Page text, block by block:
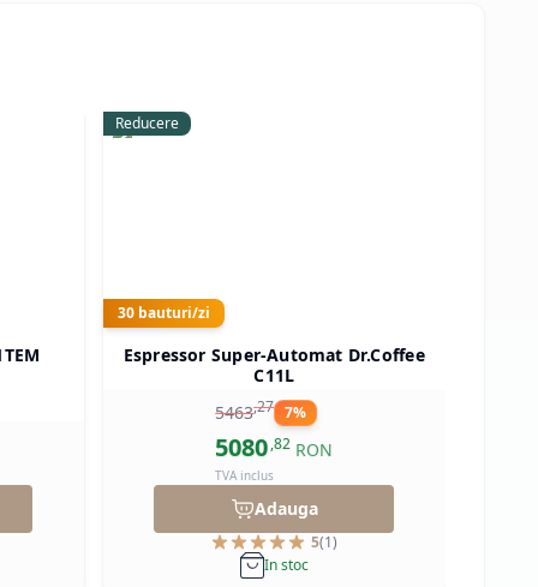
Reducere
30bauturi/zi
Espressor Super-Automat Dr.Coffee
C11L
5463,27 7%
5080,82 RON
TVA inclus
Adauga
5(1)
In stoc